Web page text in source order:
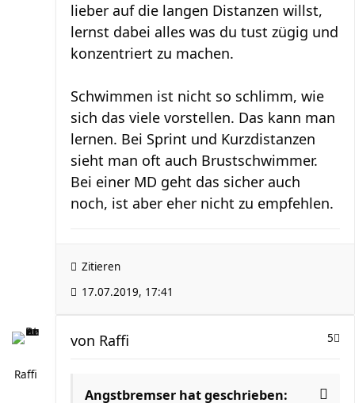
lieber auf die langen Distanzen willst,
lernst dabei alles was du tust zügig und
konzentriert zu machen.
Schwimmen ist nicht so schlimm, wie
sich das viele vorstellen. Das kann man
lernen. Bei Sprint und Kurzdistanzen
sieht man oft auch Brustschwimmer.
Bei einer MD geht das sicher auch
noch, ist aber eher nicht zu empfehlen.
Zitieren
17.07.2019, 17:41
Raffi
5
von Raffi
Angstbremser hat geschrieben: